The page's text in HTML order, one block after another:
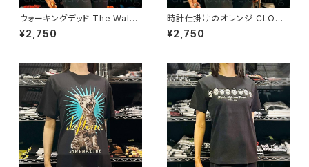
ウォーキングデッド The Walki
ng Dead 映画 Tシャツ メンズ
レディース アメリカ ドラマ ウォ
黒 グッズ brw ロックTシャツ バ
ンドTシャツ コットン WD-02
¥2,750
時計仕掛けのオレンジ CLOCK
WORK ORANGE 映画Ｔシャツ
メンズ レディース brw ロックT
¥2,750